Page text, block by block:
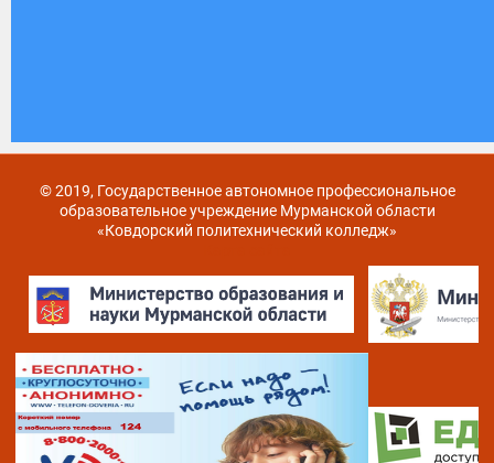
© 2019, Государственное автономное профессиональное
образовательное учреждение Мурманской области
«Ковдорский политехнический колледж»